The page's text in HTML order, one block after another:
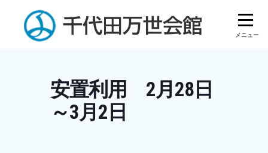
content
安置利用 2月28日
～3月2日